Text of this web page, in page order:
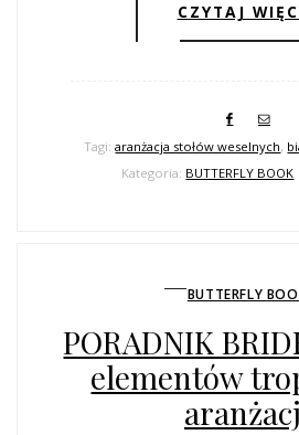
CZYTAJ
Tagi:aranżacja stołów weselnych,
Kategoria: BUTTERFLY BOOK
BUTTERFLY
PORADNIK
elementów